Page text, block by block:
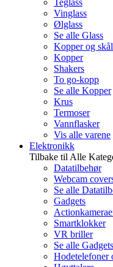
Teglass
Vinglass
Ølglass
Se alle Glass
Kopper og
Kopper
Shakers
To go-kopp
Se alle Kopper
Krus
Termoser
Vannflasker
Vis alle varene
Elektronikk
Tilbake til Alle
Datatilbehør
Webcam
Se alle
Gadgets
Smartklokker
VR briller
Se alle Gadgets
Hodetelefoner